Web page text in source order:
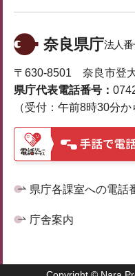
奈良県庁法人番
〒630-8501 奈良市登
県庁代表電話番号：
（受付：午前8時30分か
県庁各課室への電話
庁舎案内